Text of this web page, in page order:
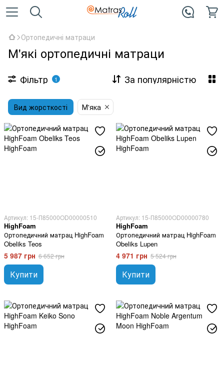
Ортопедичні матраци
М'які ортопедичні матраци
Фільтр 1 За популярністю
Вид жорсткості М'яка
Артикул: 15-П85000OD00000510
HighFoam
Ортопедичний матрац HighFoam
Obeliks Teos
5 987 грн 6 652 грн
Купити
Артикул: 15-П85000OD00000780
HighFoam
Ортопедичний матрац HighFoam
Obeliks Lupen
4 971 грн 5 524 грн
Купити